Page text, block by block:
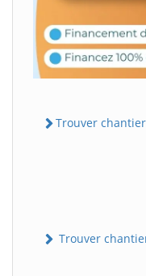
Trouver
Trouver